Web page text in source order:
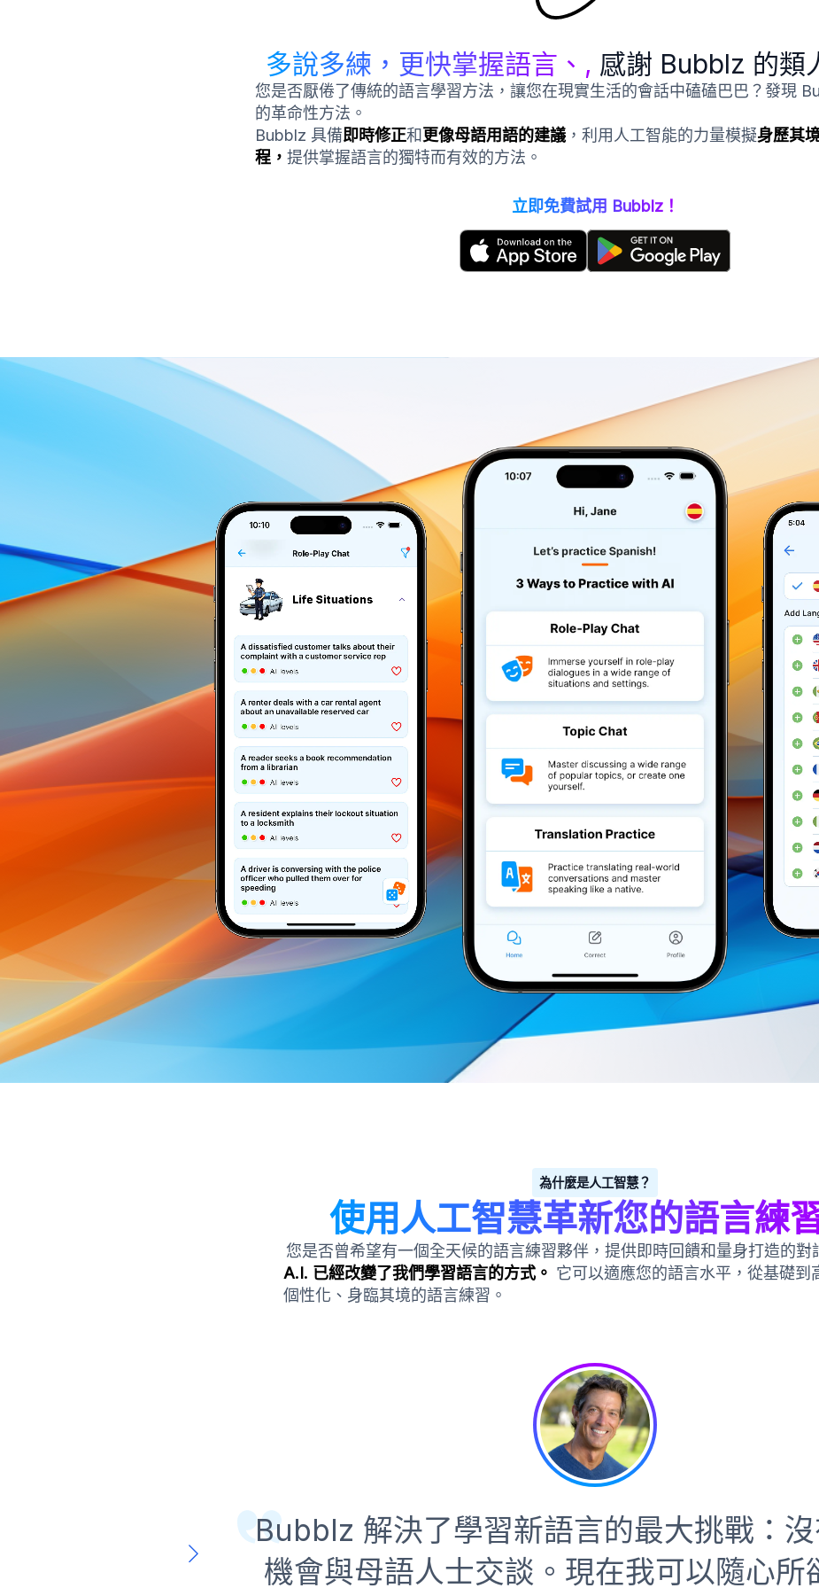
多說多練，更快掌握語言、, 感謝 Bubblz 的類
您是否厭倦了傳統的語言學習方法，讓您在現實生活的會話中磕磕巴巴？發現
的革命性方法。
Bubblz 具備即時修正和更像母語用語的建議 ，利用人工智能的力量模擬身歷其
程， 提供掌握語言的獨特而有效的方法。
立即免費試用 Bubblz！
為什麼是人工智慧？
使用人工智慧革新您的語言練
您是否曾希望有一個全天候的語言練習夥伴，提供即時回饋和量身打造的對
A.I. 已經改變了我們學習語言的方式。 它可以適應您的語言水平，從基礎到
個性化、身臨其境的語言練習。
Bubblz 解決了學習新語言的最大挑戰：
機會與母語人士交談。現在我可以隨心所